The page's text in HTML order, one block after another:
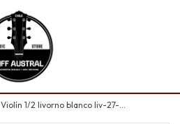
Violín 1/2 livorno blanco liv-27-wh